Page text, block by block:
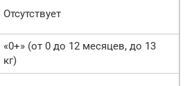
Отсутствует
«0+» (от 0 до 12 месяцев, до 13
кг)